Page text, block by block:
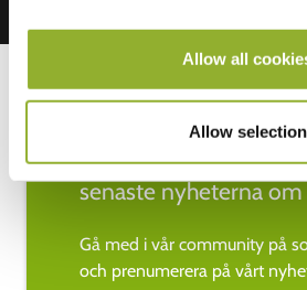
Allow all
Allow selection
Håll dig uppdaterad
senaste nyheterna om
Gå med i vår community på
och prenumerera på vårt